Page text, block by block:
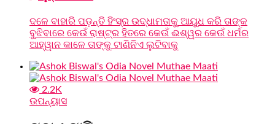
ଦଳେ ବାହାରି ପଡ଼ନ୍ତି ହିଂସ୍ର ଉଦ୍ଧାମତାକୁ ଆୟୁଧ କରି ତାଙ୍କ
ବୁଝିବାରେ କେଉଁ ରାଷ୍ଟ୍ର ହିତରେ କେଉଁ ଈଶ୍ୱର କେଉଁ ଧର୍ମର
ଆହ୍ୱାନ କାଳେ ତାଙ୍କୁ ଟାଣିନିଏ ଲୁଟିବାକୁ
2.2K
ଉପନ୍ୟାସ